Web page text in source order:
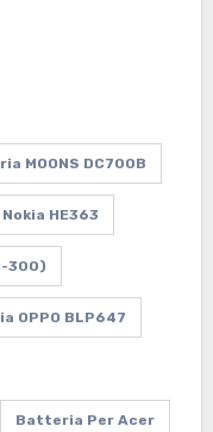
MOONS DC700B
HE363
300)
OPPO BLP647
Batteria Per Acer